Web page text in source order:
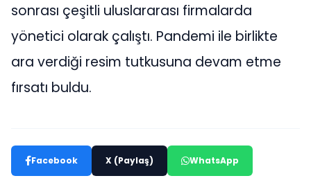
sonrası çeşitli uluslararası firmalarda
yönetici olarak çalıştı. Pandemi ile birlikte
ara verdiği resim tutkusuna devam etme
fırsatı buldu.
Facebook X (Paylaş) WhatsApp